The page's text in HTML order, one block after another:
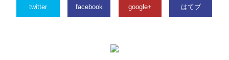
twitter facebook google+ はてブ